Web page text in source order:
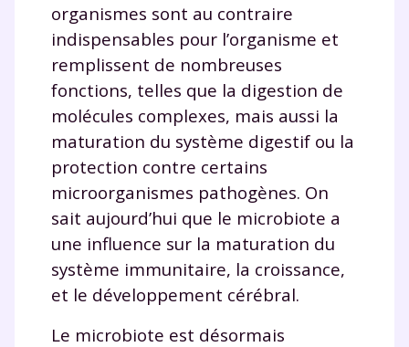
organismes sont au contraire
indispensables pour l’organisme et
remplissent de nombreuses
fonctions, telles que la digestion de
molécules complexes, mais aussi la
maturation du système digestif ou la
protection contre certains
microorganismes pathogènes. On
sait aujourd’hui que le microbiote a
une influence sur la maturation du
système immunitaire, la croissance,
et le développement cérébral.
Le microbiote est désormais